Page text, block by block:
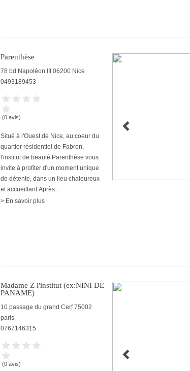
Parenthèse
78 bd Napoléon III 06200 Nice
0493189453
(0 avis)
Situé à l'Ouest de Nice, au coeur du
quartier résidentiel de Fabron,
l'institut de beauté Parenthèse vous
invite à profiter d'un moment unique
de détente, dans un lieu chaleureux
et accueillant.​Après...
> En savoir plus
Madame Z l'institut (ex:NINI DE
PANAME)
10 passage du grand Cerf 75002
paris
0767146315
(0 avis)